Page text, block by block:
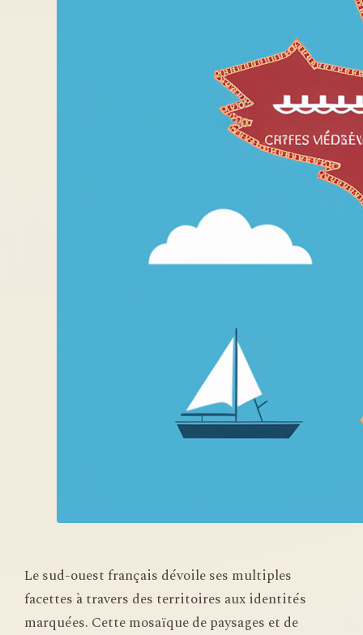
Le sud-ouest français dévoile ses multiples
facettes à travers des territoires aux identités
marquées. Cette mosaïque de paysages et de